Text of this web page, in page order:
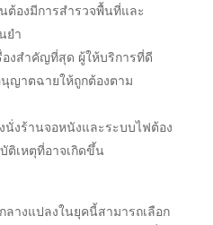
ต้องมีการสำรวจพื้นที่และ
ยำ
องสำคัญที่สุด ผู้ให้บริการที่ดี
ญาตฉายให้ถูกต้องตาม
นั่งร้านจอหนังและระบบไฟต้อง
ติเหตุที่อาจเกิดขึ้น
ลางแปลงในยุคนี้สามารถเลือก